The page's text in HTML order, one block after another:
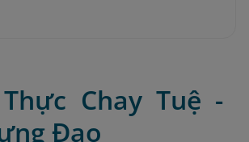
Chay Tuệ -
Đạo